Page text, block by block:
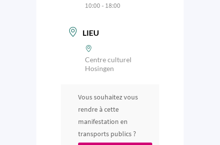
10:00 - 18:00
LIEU
Centre culturel
Hosingen
Vous souhaitez vous
rendre à cette
manifestation en
transports publics ?